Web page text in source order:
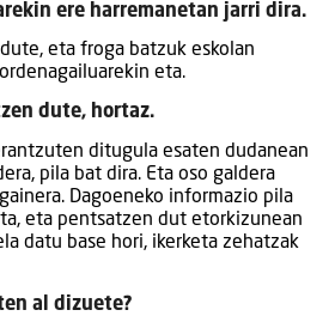
ere harremanetan jarri dira.
eta froga batzuk eskolan
eta.
dute, hortaz.
ditugula esaten dudanean
pila bat dira. Eta oso galdera
Dagoeneko informazio pila
eta pentsatzen dut etorkizunean
datu base hori, ikerketa zehatzak
al dizuete?